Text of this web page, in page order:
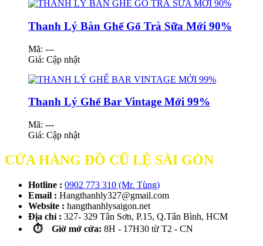
Thanh Lý Bàn Ghế Gổ Trà Sữa Mới 90%
Mã: ---
Giá: Cập nhật
Thanh Lý Ghế Bar Vintage Mới 99%
Mã: ---
Giá: Cập nhật
CỬA HÀNG ĐỒ CŨ LỆ SÀI GÒN
Hotline : 0902 773 310 (Mr. Tùng)
Email : Hangthanhly327@gmail.com
Website : hangthanhlysaigon.net
Địa chỉ : 327- 329 Tân Sơn, P.15, Q.Tân Bình, HCM
⏱️ Giờ mở cửa: 8H - 17H30 từ T2 - CN